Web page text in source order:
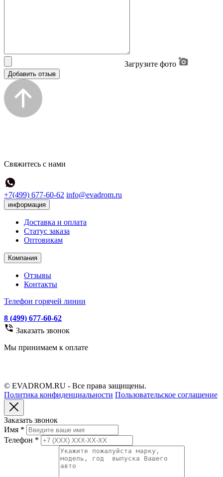
Загрузите фото
Добавить отзыв
Свяжитесь с нами
+7(499) 677-60-62 info@evadrom.ru
информация
Доставка и оплата
Статус заказа
Оптовикам
Компания
Отзывы
Контакты
Телефон горячей линии
8 (499) 677-60-62
Заказать звонок
Мы принимаем к оплате
© EVADROM.RU - Все права защищены.
Политика конфиденциальности Пользовательское соглашение
Заказать звонок
Имя *
Телефон *